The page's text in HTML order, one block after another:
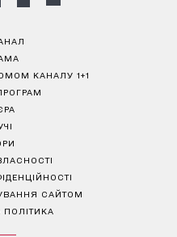
КАНАЛУ 1+1
САЙТОМ
ПОЛІТИКА